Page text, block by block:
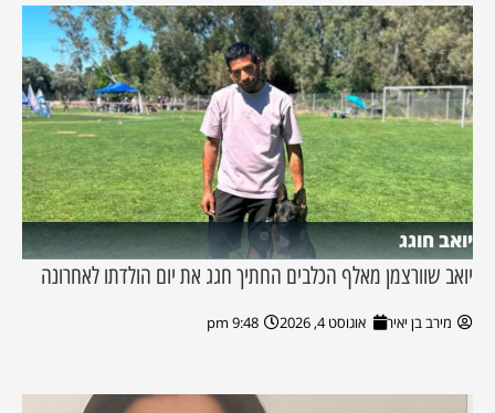
יואב חוגג
יואב שוורצמן מאלף הכלבים החתיך חגג את יום הולדתו לאחרונה
מירב בן יאיר אוגוסט 4, 2026 9:48 pm